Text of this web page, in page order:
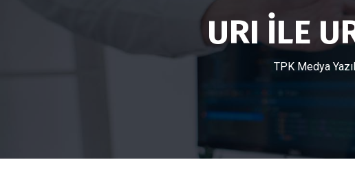
URI İLE
TPK Medya